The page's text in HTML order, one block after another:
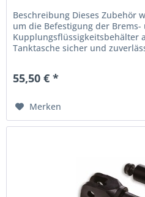
Beschreibung Dieses Zubehör
um die Befestigung der Brems-
Kupplungsflüssigkeitsbehälter
Tanktasche sicher und
55,50 € *
Merken